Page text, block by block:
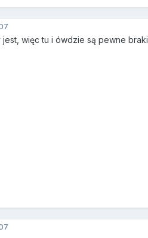
więc tu i ówdzie są pewne braki